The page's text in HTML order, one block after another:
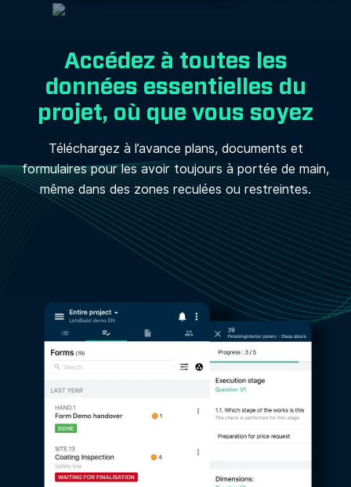
Accédez à toutes les
données essentielles du
projet, où que vous soyez
Téléchargez à l’avance plans, documents et
formulaires pour les avoir toujours à portée de main,
même dans des zones reculées ou restreintes.